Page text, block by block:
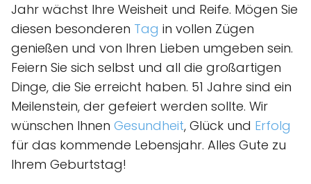
Jahr wächst Ihre Weisheit und Reife. Mögen Sie
diesen besonderen Tag in vollen Zügen
genießen und von Ihren Lieben umgeben sein.
Feiern Sie sich selbst und all die großartigen
Dinge, die Sie erreicht haben. 51 Jahre sind ein
Meilenstein, der gefeiert werden sollte. Wir
wünschen Ihnen Gesundheit, Glück und Erfolg
für das kommende Lebensjahr. Alles Gute zu
Ihrem Geburtstag!